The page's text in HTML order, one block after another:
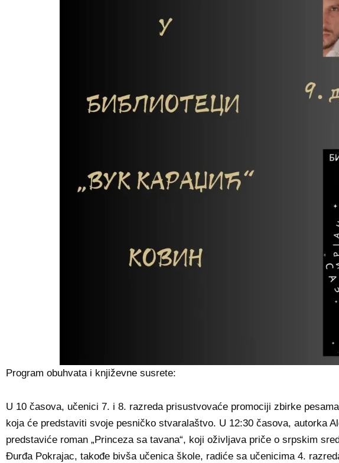
Program obuhvata i književne susrete:
U 10 časova, učenici 7. i 8. razreda prisustvovaće promociji zbirke
koja će predstaviti svoje pesničko stvaralaštvo. U 12:30 časova, autorka
predstaviće roman „Princeza sa tavana“, koji oživljava priče o srpskim
Đurđa Pokrajac, takođe bivša učenica škole, radiće sa učenicima 4.